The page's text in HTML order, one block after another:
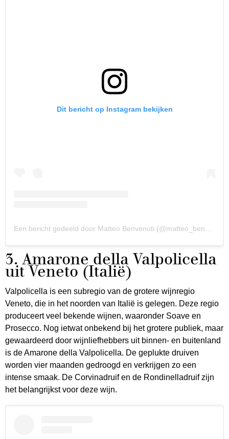
Dit bericht op Instagram bekijken
Een bericht gedeeld door Matteo Benvenuti (@matteo_benvenuti_ph)
3. Amarone della Valpolicella
uit Veneto (Italië)
Valpolicella is een subregio van de grotere wijnregio
Veneto, die in het noorden van Italië is gelegen. Deze regio
produceert veel bekende wijnen, waaronder Soave en
Prosecco. Nog ietwat onbekend bij het grotere publiek, maar
gewaardeerd door wijnliefhebbers uit binnen- en buitenland
is de Amarone della Valpolicella. De geplukte druiven
worden vier maanden gedroogd en verkrijgen zo een
intense smaak. De Corvinadruif en de Rondinelladruif zijn
het belangrijkst voor deze wijn.